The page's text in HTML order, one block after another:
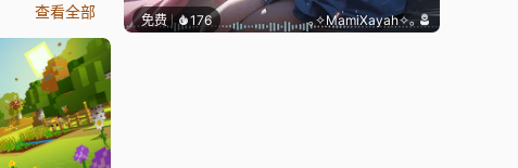
查看全部 免费 176 ｡✧MamiXayah✧｡